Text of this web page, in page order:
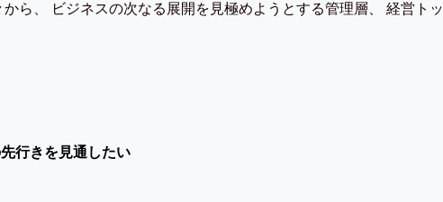
ら、 ビジネスの次なる展開を見極めようとする管理層、 経営ト
行きを見通したい